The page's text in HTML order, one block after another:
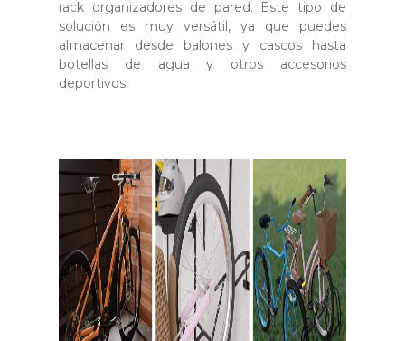
rack organizadores de pared. Este tipo de
solución es muy versátil, ya que puedes
almacenar desde balones y cascos hasta
botellas de agua y otros accesorios
deportivos.